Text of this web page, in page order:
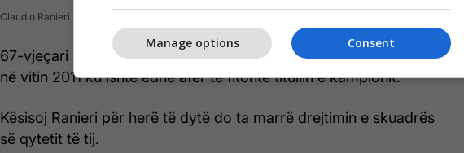
Claudio Ranieri sa ishte pjesë e Romës. (Foto: Paolo Bruno/Getty Images/Guliver)
67-vjeçari e kishte udhëhequr Romën për dy vite, nga 2009 deri
në vitin 2011 ku ishte edhe afër të fitonte titullin e kampionit.
Kësisoj Ranieri për herë të dytë do ta marrë drejtimin e skuadrës
së qytetit të tij.
Consent
Manage options